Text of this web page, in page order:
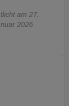
am 27.
2026